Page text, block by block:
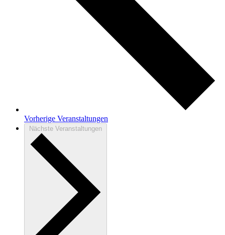
Vorherige Veranstaltungen
Nächste Veranstaltungen